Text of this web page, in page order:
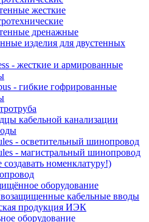
жесткие
дренажные
изделия для двустенных
- жесткие и армированные
- гибкие гофрированные
кабельной канализации
- осветительный шинопровод
- магистральный шинопровод
номенклатуру!)
оборудование
кабельные вводы
продукция ИЭК
оборудование